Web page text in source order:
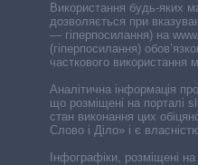
Використання будь-яких
дозволяється при
— гіперпосилання) на
(гіперпосилання)
часткового використання
Аналітична інформація про
що розміщені на порталі
стан виконання цих
Слово і Діло» і є
Інфографіки, розміщені